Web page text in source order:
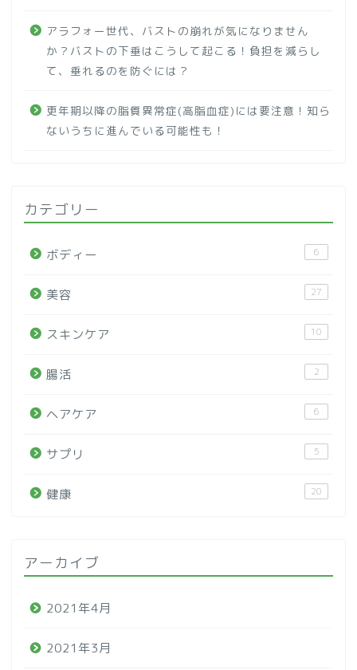
アラフォー世代、バストの崩れが気になりません
か？バストの下垂はこうして起こる！負担を減らし
て、垂れるのを防ぐには？
更年期以降の脂質異常症(高脂血症)には要注意！知ら
ないうちに進んでいる可能性も！
カテゴリー
ボディー 6
美容 27
スキンケア 10
腸活 2
ヘアケア 6
サプリ 5
健康 20
アーカイブ
2021年4月
2021年3月